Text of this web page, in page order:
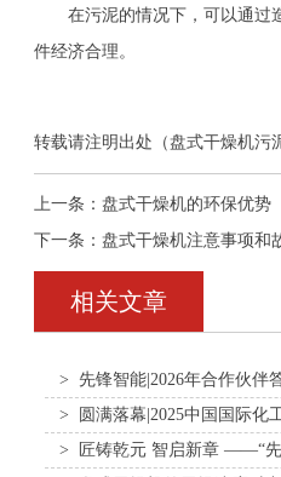
在污泥的情况下，可以通过造
件经济合理。
转载请注明出处（盘式干燥机污
上一条： 盘式干燥机的环保优势
下一条： 盘式干燥机注意事项和
相关文章
> 先锋智能|2026年合作伙伴
> 圆满落幕|2025中国国际化
场，共创行业新未来！
> 匠铸乾元 智启新章 ——“先